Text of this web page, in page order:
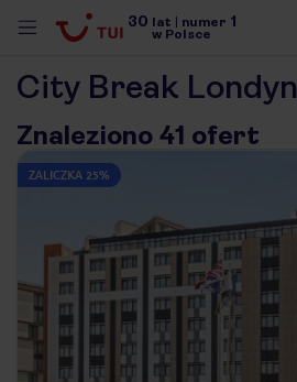
30 lat numer 1
w Polsce
City Break Londyn
Znaleziono 41 ofert
ZALICZKA 25%